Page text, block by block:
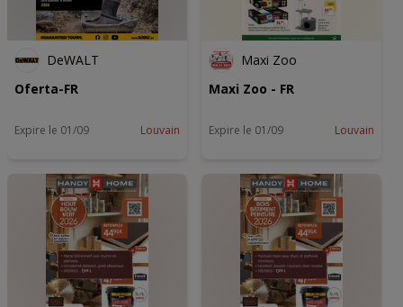
DeWALT
Oferta-FR
Expire le 01/09 Louvain
Maxi Zoo
Maxi Zoo - FR
Expire le 01/09 Louvain